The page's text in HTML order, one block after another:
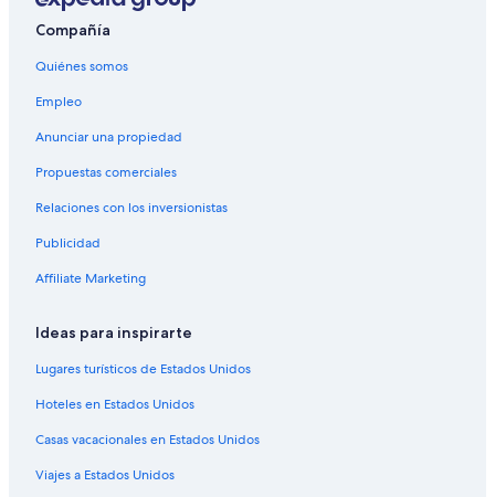
Compañía
Quiénes somos
Empleo
Anunciar una propiedad
Propuestas comerciales
Relaciones con los inversionistas
Publicidad
Affiliate Marketing
Ideas para inspirarte
Lugares turísticos de Estados Unidos
Hoteles en Estados Unidos
Casas vacacionales en Estados Unidos
Viajes a Estados Unidos